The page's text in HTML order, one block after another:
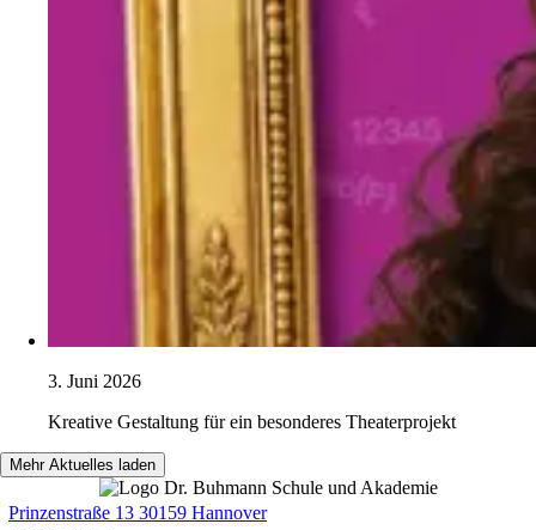
3. Juni 2026
Kreative Gestaltung für ein besonderes Theaterprojekt
Mehr Aktuelles laden
Prinzenstraße 13 30159 Hannover